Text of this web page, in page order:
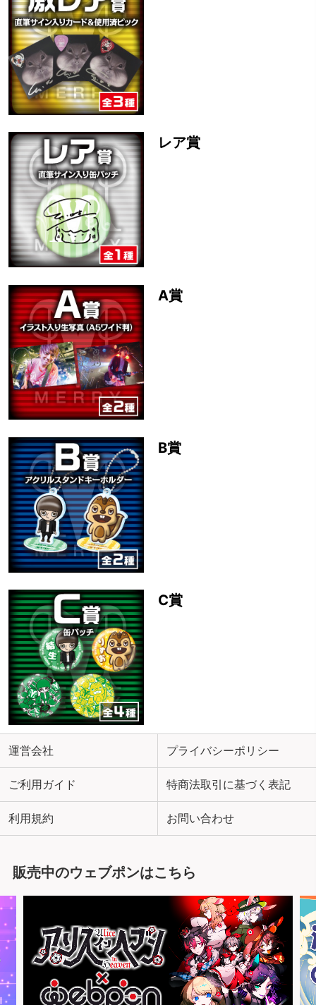
レア賞
A賞
B賞
C賞
運営会社 プライバシーポリシー
ご利用ガイド 特商法取引に基づく表記
利用規約 お問い合わせ
販売中のウェブポンはこちら